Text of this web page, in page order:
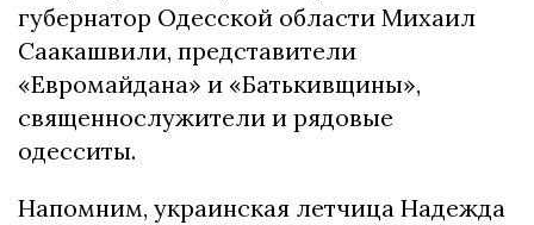
губернатор Одесской области Михаил
Саакашвили, представители
«Евромайдана» и «Батькивщины»,
священнослужители и рядовые
одесситы.
Напомним, украинская летчица Надежда